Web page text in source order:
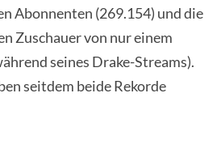
Abonnenten (269.154) und die
Zuschauer von nur einem
seines Drake-Streams).
seitdem beide Rekorde